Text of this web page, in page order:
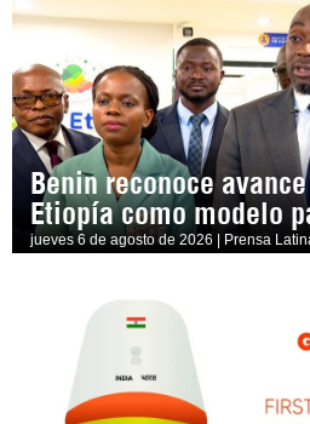
Benin reconoce
Etiopía como modelo
jueves 6 de agosto de 2026 | Prensa